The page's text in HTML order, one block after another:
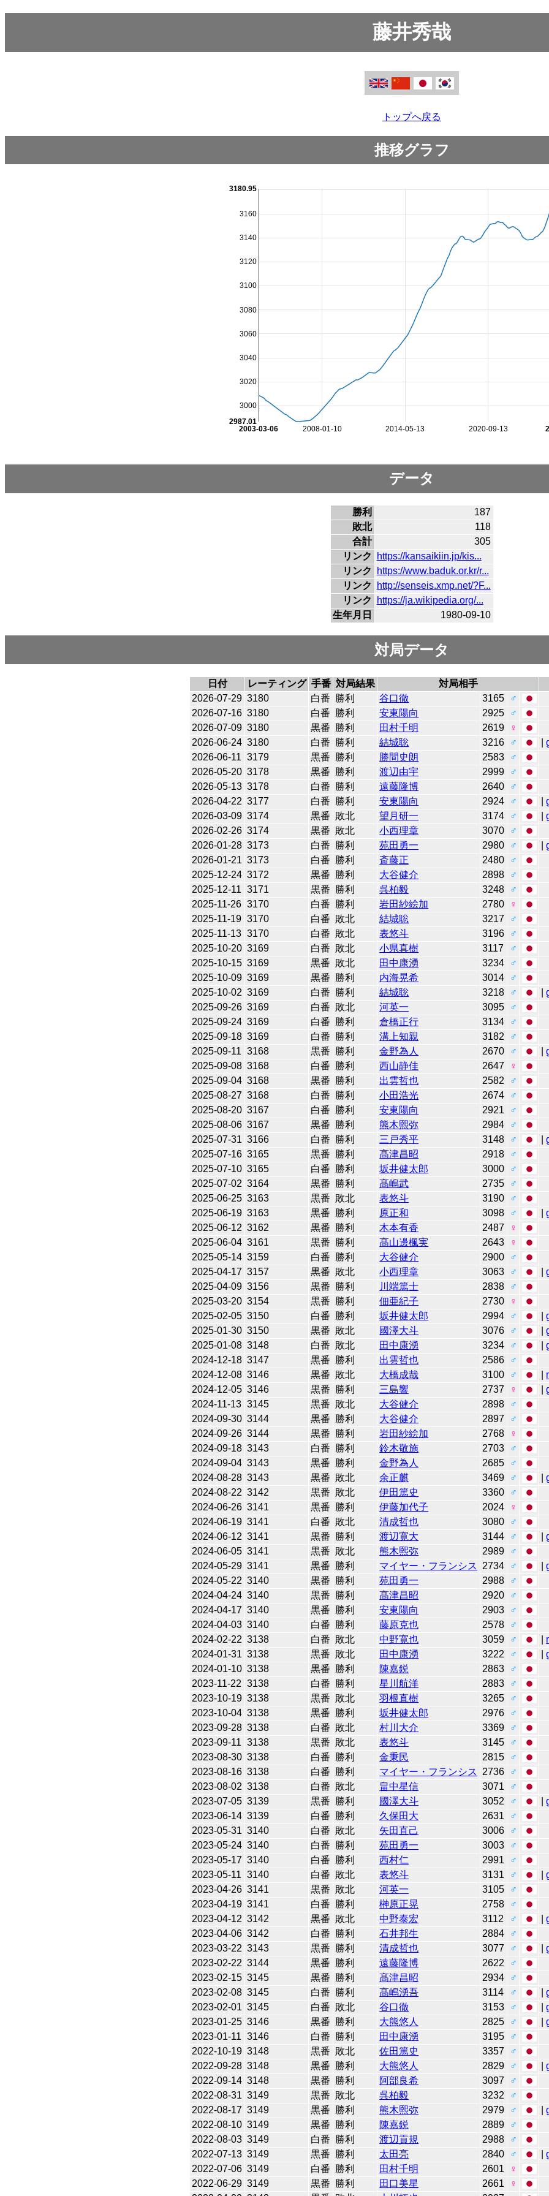
藤井秀哉
トップへ戻る
推移グラフ
2008-01-10 2014-05-13 2020-09-13
2003-03-06
3000
3020
3040
3060
3080
3100
3120
3140
3160
2987.01
3180.95
データ
勝利
187
敗北
118
合計
305
リンク
https://kansaikiin.jp/kis...
リンク
https://www.baduk.or.kr/r...
リンク
http://senseis.xmp.net/?F...
リンク
https://ja.wikipedia.org/...
生年月日
1980-09-10
対局データ
日付 レーティング 手番 対局結果 対局相手
2026-07-29 3180 白番 勝利 谷口徹 3165
♂
2026-07-16 3180 白番 勝利 安東陽向 2925
♂
2026-07-09 3180 黒番 勝利 田村千明 2619
♀
2026-06-24 3180 白番 勝利 結城聡 3216 ♂ |
2026-06-11 3179 黒番 勝利 勝間史朗 2583
♂
2026-05-20 3178 黒番 勝利 渡辺由宇 2999
♂
2026-05-13 3178 白番 勝利 遠藤隆博 2640
♂
2026-04-22 3177 白番 勝利 安東陽向 2924 ♂ |
2026-03-09 3174 黒番 敗北 望月研一 3174 ♂ |
2026-02-26 3174 黒番 敗北 小西理章 3070
♂
2026-01-28 3173 白番 勝利 苑田勇一 2980 ♂ |
2026-01-21 3173 白番 勝利 斎藤正 2480
♂
2025-12-24 3172 黒番 勝利 大谷健介 2898
♂
2025-12-11 3171 黒番 勝利 呉柏毅 3248
♂
2025-11-26 3170 白番 勝利 岩田紗絵加 2780
♀
2025-11-19 3170 白番 敗北 結城聡 3217
♂
2025-11-13 3170 白番 敗北 表悠斗 3196
♂
2025-10-20 3169 白番 敗北 小県真樹 3117
♂
2025-10-15 3169 黒番 敗北 田中康湧 3234
♂
2025-10-09 3169 黒番 勝利 内海晃希 3014
♂
2025-10-02 3169 白番 勝利 結城聡 3218 ♂ |
2025-09-26 3169 白番 敗北 河英一 3095
♂
2025-09-24 3169 白番 勝利 倉橋正行 3134
♂
2025-09-18 3169 白番 勝利 溝上知親 3182
♂
2025-09-11 3168 黒番 勝利 金野為人 2670 ♂ |
2025-09-08 3168 白番 勝利 西山静佳 2647
♀
2025-09-04 3168 黒番 勝利 出雲哲也 2582
♂
2025-08-27 3168 白番 勝利 小田浩光 2674
♂
2025-08-20 3167 白番 勝利 安東陽向 2921
♂
2025-08-06 3167 黒番 勝利 熊木熙弥 2984
♂
2025-07-31 3166 白番 勝利 三戸秀平 3148 ♂ |
2025-07-16 3165 黒番 勝利 髙津昌昭 2918
♂
2025-07-10 3165 白番 勝利 坂井健太郎 3000
♂
2025-07-02 3164 黒番 勝利 髙嶋武 2735
♂
2025-06-25 3163 黒番 敗北 表悠斗 3190
♂
2025-06-19 3163 黒番 勝利 原正和 3098 ♂ |
2025-06-12 3162 黒番 勝利 木本有香 2487
♀
2025-06-04 3161 黒番 勝利 髙山邊楓実 2643
♀
2025-05-14 3159 白番 勝利 大谷健介 2900
♂
2025-04-17 3157 黒番 敗北 小西理章 3063 ♂ |
2025-04-09 3156 黒番 勝利 川端篤士 2838
♂
2025-03-20 3154 黒番 勝利 佃亜紀子 2730
♀
2025-02-05 3150 白番 勝利 坂井健太郎 2994 ♂ |
2025-01-30 3150 黒番 敗北 國澤大斗 3076 ♂ |
2025-01-08 3148 白番 敗北 田中康湧 3234 ♂ |
2024-12-18 3147 黒番 勝利 出雲哲也 2586
♂
2024-12-08 3146 黒番 敗北 大橋成哉 3100 ♂
2024-12-05 3146 黒番 勝利 三島響 2737 ♀ |
2024-11-13 3145 黒番 敗北 大谷健介 2898
♂
2024-09-30 3144 黒番 勝利 大谷健介 2897
♂
2024-09-26 3144 黒番 勝利 岩田紗絵加 2768
♀
2024-09-18 3143 白番 勝利 鈴木敬施 2703
♂
2024-09-04 3143 黒番 勝利 金野為人 2685
♂
2024-08-28 3143 黒番 敗北 余正麒 3469 ♂ |
2024-08-22 3142 黒番 敗北 伊田篤史 3360
♂
2024-06-26 3141 黒番 勝利 伊藤加代子 2024
♀
2024-06-19 3141 白番 敗北 清成哲也 3080
♂
2024-06-12 3141 黒番 勝利 渡辺寛大 3144 ♂ |
2024-06-05 3141 黒番 敗北 熊木熙弥 2989
♂
2024-05-29 3141 黒番 勝利 マイヤー・フランシス 2734 ♂ |
2024-05-22 3140 黒番 勝利 苑田勇一 2988
♂
2024-04-24 3140 黒番 勝利 髙津昌昭 2920
♂
2024-04-17 3140 黒番 勝利 安東陽向 2903
♂
2024-04-03 3140 白番 勝利 藤原克也 2578
♂
2024-02-22 3138 白番 敗北 中野寛也 3059 ♂
2024-01-31 3138 黒番 敗北 田中康湧 3222 ♂ |
2024-01-10 3138 黒番 勝利 陳嘉鋭 2863
♂
2023-11-22 3138 白番 勝利 星川航洋 2883
♂
2023-10-19 3138 黒番 敗北 羽根直樹 3265
♂
2023-10-04 3138 黒番 勝利 坂井健太郎 2976
♂
2023-09-28 3138 白番 敗北 村川大介 3369
♂
2023-09-11 3138 黒番 敗北 表悠斗 3145
♂
2023-08-30 3138 白番 勝利 金秉民 2815
♂
2023-08-16 3138 白番 勝利 マイヤー・フランシス 2736
♂
2023-08-02 3138 白番 敗北 畠中星信 3071
♂
2023-07-05 3139 黒番 勝利 國澤大斗 3052 ♂ |
2023-06-14 3139 白番 勝利 久保田大 2631
♂
2023-05-31 3140 白番 敗北 矢田直己 3006
♂
2023-05-24 3140 白番 勝利 苑田勇一 3003
♂
2023-05-17 3140 白番 勝利 西村仁 2991
♂
2023-05-11 3140 白番 敗北 表悠斗 3131 ♂ |
2023-04-26 3141 黒番 敗北 河英一 3105
♂
2023-04-19 3141 白番 勝利 榊原正晃 2758
♂
2023-04-12 3142 黒番 敗北 中野泰宏 3112 ♂ |
2023-04-06 3142 白番 勝利 石井邦生 2884
♂
2023-03-22 3143 黒番 勝利 清成哲也 3077 ♂ |
2023-02-22 3144 黒番 勝利 遠藤隆博 2622
♂
2023-02-15 3145 黒番 勝利 髙津昌昭 2934
♂
2023-02-08 3145 白番 勝利 髙嶋湧吾 3114 ♂ |
2023-02-01 3145 白番 敗北 谷口徹 3153 ♂ |
2023-01-25 3146 黒番 勝利 大熊悠人 2825 ♂ |
2023-01-11 3146 白番 勝利 田中康湧 3195
♂
2022-10-19 3148 黒番 敗北 佐田篤史 3357
♂
2022-09-28 3148 黒番 勝利 大熊悠人 2829 ♂ |
2022-09-14 3148 黒番 勝利 阿部良希 3097
♂
2022-08-31 3149 黒番 敗北 呉柏毅 3232
♂
2022-08-17 3149 黒番 勝利 熊木熙弥 2979 ♂ |
2022-08-10 3149 黒番 勝利 陳嘉鋭 2889
♂
2022-08-03 3149 白番 勝利 渡辺貢規 2988
♂
2022-07-13 3149 黒番 勝利 太田亮 2840 ♂ |
2022-07-06 3149 白番 勝利 田村千明 2601
♀
2022-06-29 3149 黒番 勝利 田口美星 2661
♀